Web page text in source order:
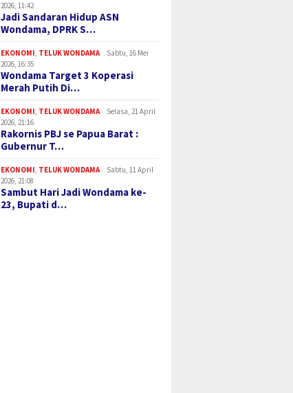
2026, 11:42
Jadi Sandaran Hidup ASN
Wondama, DPRK S…
EKONOMI, TELUK WONDAMA
Sabtu, 16 Mei
2026, 16:35
Wondama Target 3 Koperasi
Merah Putih Di…
EKONOMI, TELUK WONDAMA
Selasa, 21 April
2026, 21:16
Rakornis PBJ se Papua Barat :
Gubernur T…
EKONOMI, TELUK WONDAMA
Sabtu, 11 April
2026, 21:08
Sambut Hari Jadi Wondama ke-
23, Bupati d…